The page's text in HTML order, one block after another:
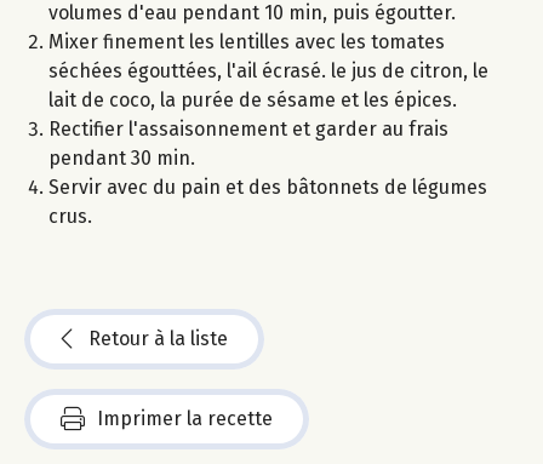
volumes d'eau pendant 10 min, puis égoutter.
Mixer finement les lentilles avec les tomates
séchées égouttées, l'ail écrasé. le jus de citron, le
lait de coco, la purée de sésame et les épices.
Rectifier l'assaisonnement et garder au frais
pendant 30 min.
Servir avec du pain et des bâtonnets de légumes
crus.
Retour à la liste
Imprimer la recette